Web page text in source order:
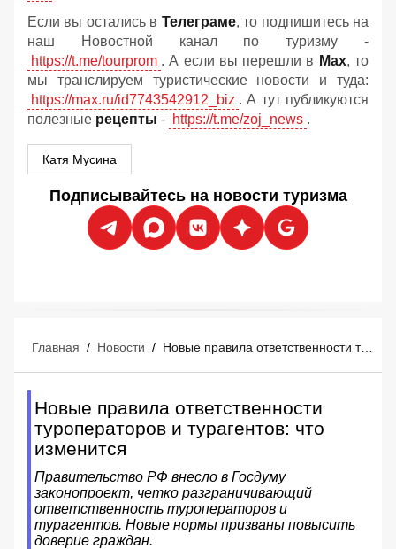
Если вы остались в Телеграме, то подпишитесь на
наш Новостной канал по туризму -
https://t.me/tourprom . А если вы перешли в Мах, то
мы транслируем туристические новости и туда:
https://max.ru/id7743542912_biz . А тут публикуются
полезные рецепты - https://t.me/zoj_news .
Катя Мусина
Подписывайтесь на новости туризма
Главная / Новости / Новые правила ответственности туроператоров и турагентов: что изменится
Новые правила ответственности
туроператоров и турагентов: что
изменится
Правительство РФ внесло в Госдуму
законопроект, четко разграничивающий
ответственность туроператоров и
турагентов. Новые нормы призваны повысить
доверие граждан.